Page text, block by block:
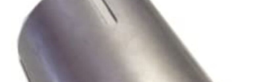
RX-8
その他雨宮商品